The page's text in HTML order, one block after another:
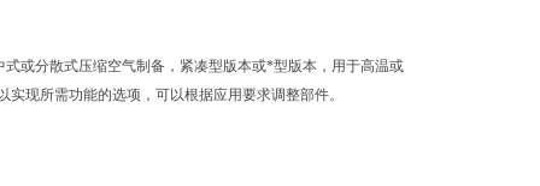
或分散式压缩空气制备，紧凑型版本或*型版本，用于高温或
现所需功能的选项，可以根据应用要求调整部件。